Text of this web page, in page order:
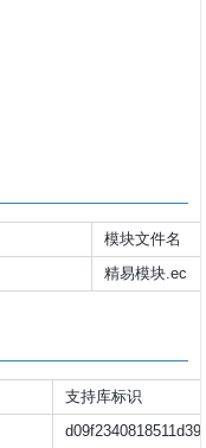
模块文件名
精易模块.ec
支持库标识